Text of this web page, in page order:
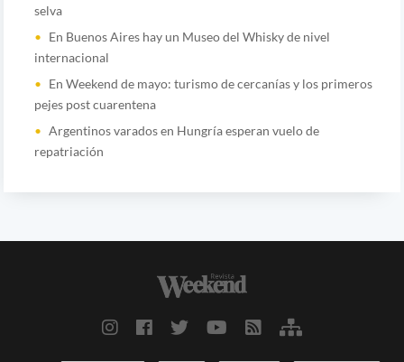
selva
En Buenos Aires hay un Museo del Whisky de nivel
internacional
En Weekend de mayo: turismo de cercanías y los primeros
pejes post cuarentena
Argentinos varados en Hungría esperan vuelo de
repatriación